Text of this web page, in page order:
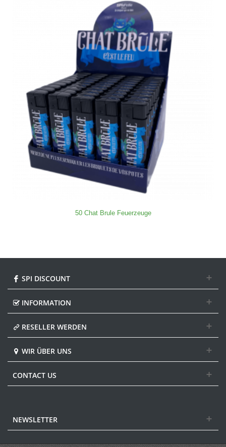
50 Chat Brule Feuerzeuge
SPI DISCOUNT
INFORMATION
RESELLER WERDEN
WIR ÜBER UNS
CONTACT US
NEWSLETTER